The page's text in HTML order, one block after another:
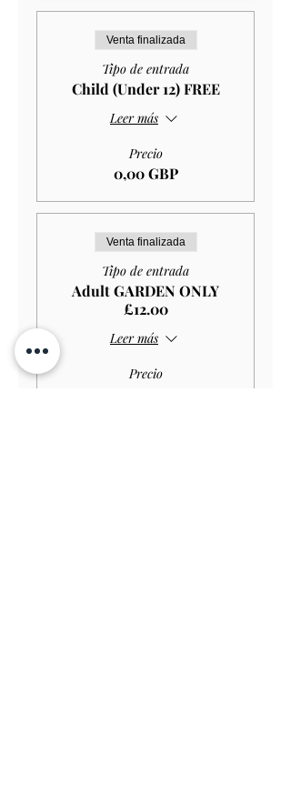
Venta finalizada
Tipo de entrada
Child (Under 12) FREE
Leer más
Precio
0,00 GBP
Venta finalizada
Tipo de entrada
Adult GARDEN ONLY
£12.00
Leer más
Precio